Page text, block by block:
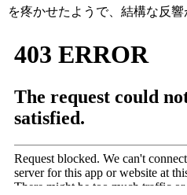
を疼かせたようで、結構な反響